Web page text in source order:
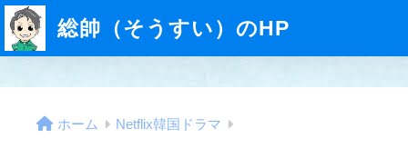
総帥（そうすい）のHP
ホーム Netflix韓国ドラマ